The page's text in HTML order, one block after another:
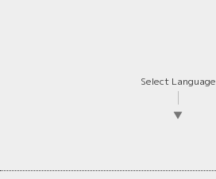
Select Language
▼